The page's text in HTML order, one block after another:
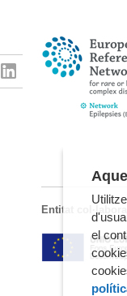
Entitat
el